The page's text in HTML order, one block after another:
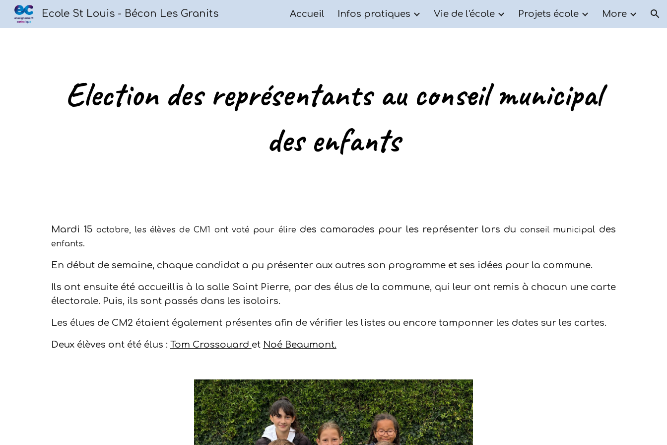
Skip to main content Skip to navigation
Ecole St Louis - Bécon Les Granits Accueil Infos pratiques Vie de l'école Projets école More
Election des représentants au conseil municipal
des enfants
Mardi 15octobre, les élèves de CM1 ont voté pour élire des camarades pour les représenter lors du conseil municipal des
enfants.
En début de semaine, chaque candidat a pu présenter aux autres son programme et ses idées pour la commune.
Ils ont ensuite été accueillis à la salle Saint Pierre, pardes élus de la commune, qui leur ont remis à chacun une carte
électorale. Puis, ils sont passés dans les isoloirs.
Les élues de CM2 étaient également présentes afin de vérifier les listes ou encore tamponner les dates sur les cartes.
Deux élèves ont été élus : Tom Crossouard et Noé Beaumont.